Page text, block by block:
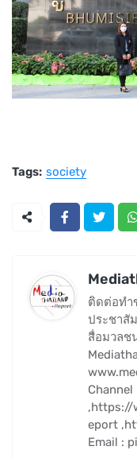
Tags: society
ติดต่อทำ
ประชาสั
สื่อมวลช
Channel
,https://
eport
Email :